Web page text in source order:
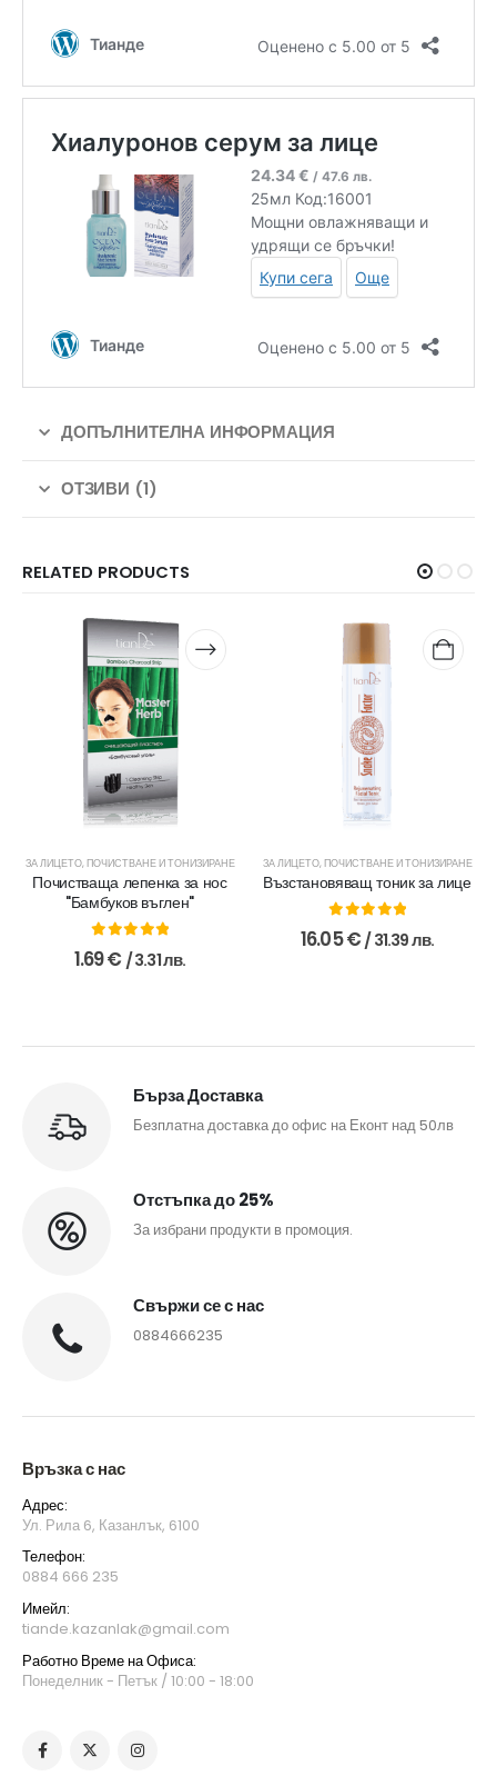
ДОПЪЛНИТЕЛНА ИНФОРМАЦИЯ
ОТЗИВИ (1)
RELATED PRODUCTS
ЗА ЛИЦЕТО,ПОЧИСТВАНЕ И ТОНИЗИРАНЕ
Почистваща лепенка за нос
"Бамбуков въглен"
0out of 5
1.69€ / 3.31 лв.
ЗА ЛИЦЕТО,ПОЧИСТВАНЕ И ТОНИЗИРАНЕ
Възстановяващ тоник за лице
0out of 5
16.05€ / 31.39 лв.
Бърза Доставка
Безплатна доставка до офис на Еконт над 50лв
Отстъпка до 25%
За избрани продукти в промоция.
Свържи се с нас
0884666235
Връзка с нас
Адрес:
Ул. Рила 6, Казанлък, 6100
Телефон:
0884 666 235
Имейл:
tiande.kazanlak@gmail.com
Работно Време на Офиса:
Понеделник - Петък / 10:00 - 18:00